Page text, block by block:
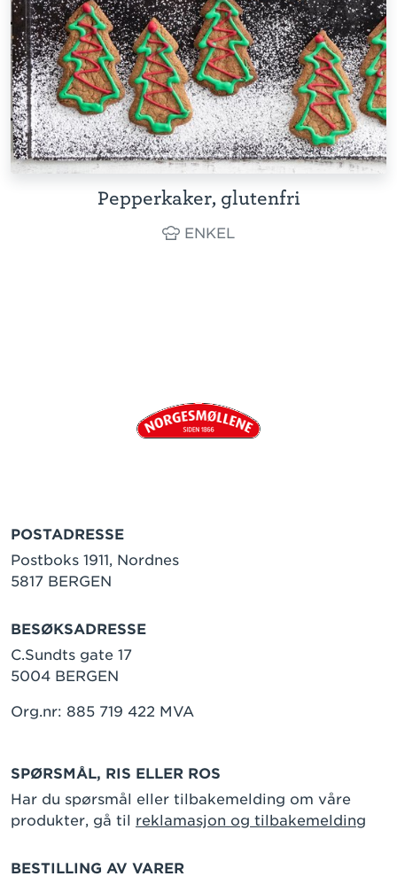
Pepperkaker, glutenfri
ENKEL
POSTADRESSE
Postboks 1911, Nordnes
5817 BERGEN
BESØKSADRESSE
C.Sundts gate 17
5004 BERGEN
Org.nr: 885 719 422 MVA
SPØRSMÅL, RIS ELLER ROS
Har du spørsmål eller tilbakemelding om våre
produkter, gå til reklamasjon og tilbakemelding
BESTILLING AV VARER